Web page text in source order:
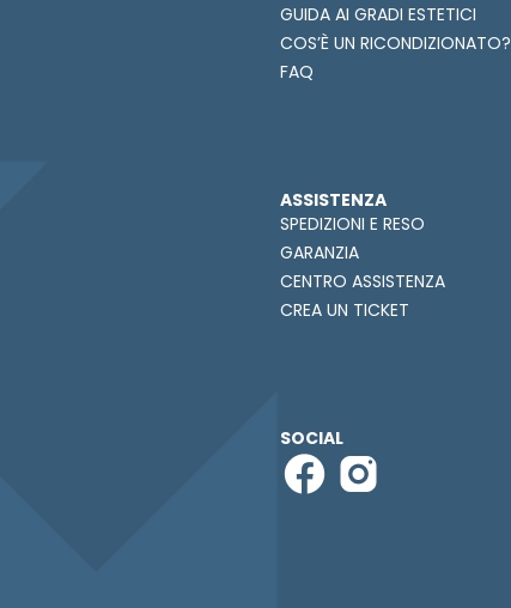
GUIDA AI GRADI ESTETICI
COS’È UN RICONDIZIONATO?
FAQ
ASSISTENZA
SPEDIZIONI E RESO
GARANZIA
CENTRO ASSISTENZA
CREA UN TICKET
SOCIAL